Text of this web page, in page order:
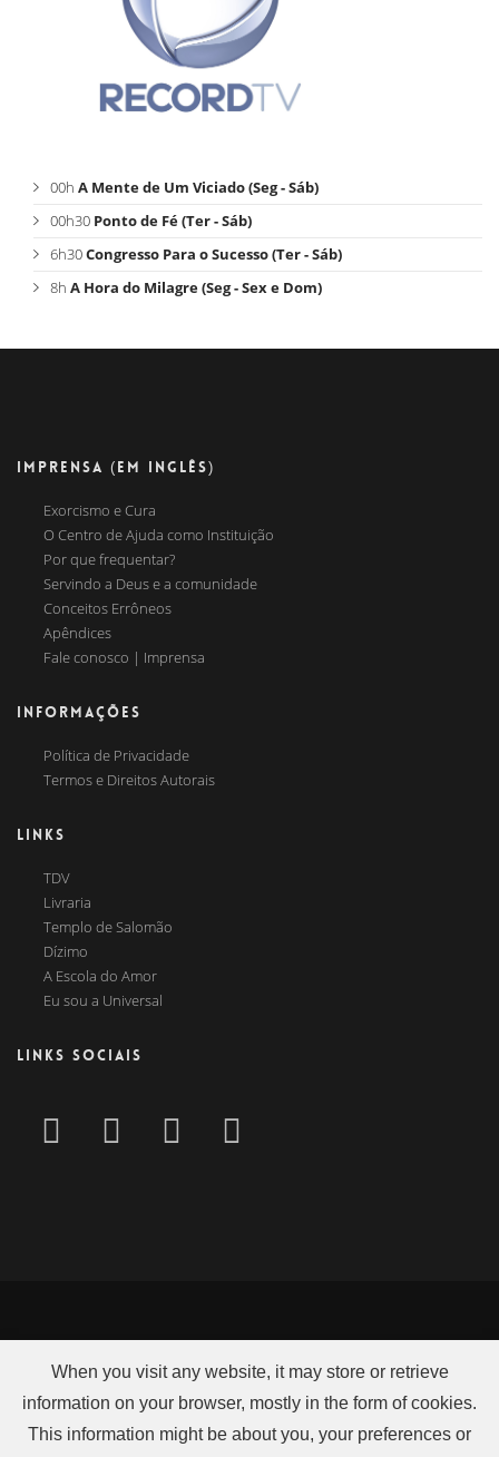
00h A Mente de Um Viciado (Seg - Sáb)
00h30 Ponto de Fé (Ter - Sáb)
6h30Congresso Para o Sucesso (Ter - Sáb)
8h A Hora do Milagre (Seg - Sex e Dom)
IMPRENSA (EM INGLÊS)
Exorcismo e Cura
O Centro de Ajuda como Instituição
Por que frequentar?
Servindo a Deus e a comunidade
Conceitos Errôneos
Apêndices
Fale conosco | Imprensa
INFORMAÇÕES
Política de Privacidade
Termos e Direitos Autorais
LINKS
TDV
Livraria
Templo de Salomão
Dízimo
A Escola do Amor
Eu sou a Universal
LINKS SOCIAIS
2026 UCKG Centro de Ajuda é uma instituição de caridade no Reino
When you visit any website, it may store or retrieve
information on your browser, mostly in the form of cookies.
This information might be about you, your preferences or